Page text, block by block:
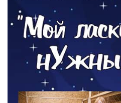
Где хранить велосипед?
06.08.2026